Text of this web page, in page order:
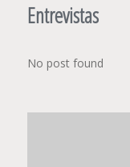
Entrevistas
No post found